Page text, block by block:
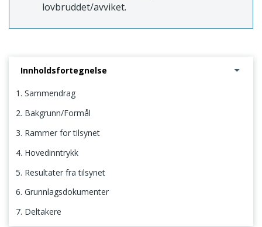
lovbruddet/avviket.
Innholdsfortegnelse
1. Sammendrag
2. Bakgrunn/Formål
3. Rammer for tilsynet
4. Hovedinntrykk
5. Resultater fra tilsynet
6. Grunnlagsdokumenter
7. Deltakere